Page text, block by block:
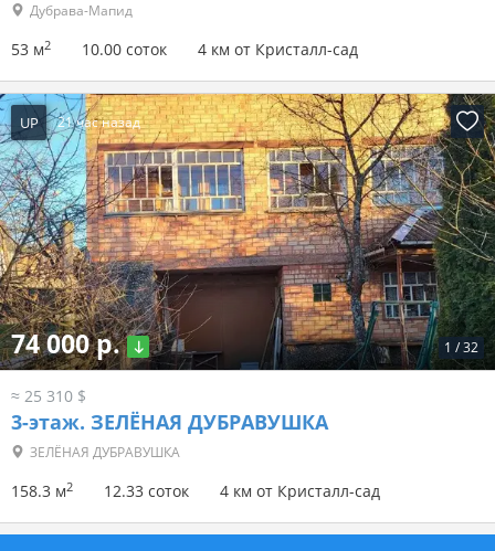
Дубрава-Мапид
53 м2 10.00 соток 4 км от Кристалл-сад
UP 21 час назад
1 /32
74 000 р.
≈ 25 310 $
3-этаж. ЗЕЛЁНАЯ ДУБРАВУШКА
ЗЕЛЁНАЯ ДУБРАВУШКА
158.3 м2 12.33 соток 4 км от Кристалл-сад